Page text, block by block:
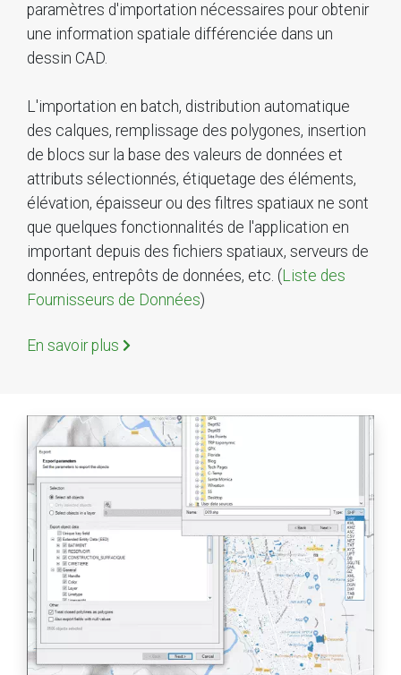
paramètres d'importation nécessaires pour obtenir
une information spatiale différenciée dans un
dessin CAD.
L'importation en batch, distribution automatique
des calques, remplissage des polygones, insertion
de blocs sur la base des valeurs de données et
attributs sélectionnés, étiquetage des éléments,
élévation, épaisseur ou des filtres spatiaux ne sont
que quelques fonctionnalités de l'application en
important depuis des fichiers spatiaux, serveurs de
données, entrepôts de données, etc. ( Liste des
Fournisseurs de Données)
En savoir plus